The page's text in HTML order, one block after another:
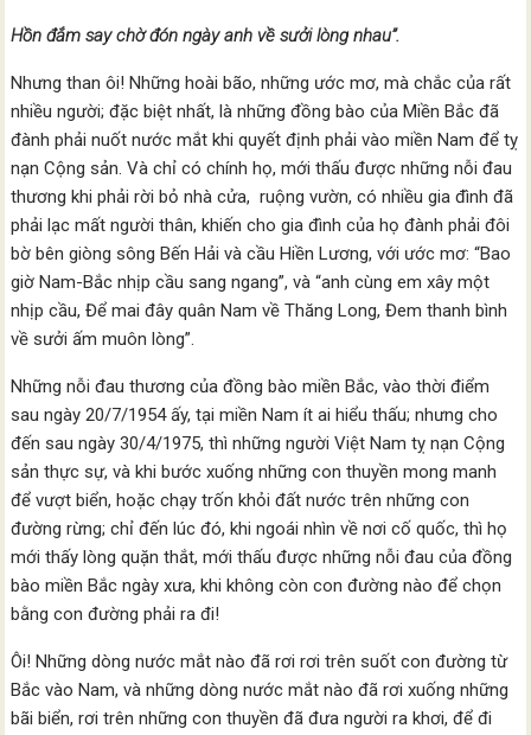
Hồn đắm say chờ đón ngày anh về sưởi lòng nhau”.
Nhưng than ôi! Những hoài bão, những ước mơ, mà chắc của rất
nhiều người; đặc biệt nhất, là những đồng bào của Miền Bắc đã
đành phải nuốt nước mắt khi quyết định phải vào miền Nam để tỵ
nạn Cộng sản. Và chỉ có chính họ, mới thấu được những nỗi đau
thương khi phải rời bỏ nhà cửa, ruộng vườn, có nhiều gia đình đã
phải lạc mất người thân, khiến cho gia đình của họ đành phải đôi
bờ bên giòng sông Bến Hải và cầu Hiền Lương, với ước mơ: “Bao
giờ Nam-Bắc nhịp cầu sang ngang”, và “anh cùng em xây một
nhịp cầu, Để mai đây quân Nam về Thăng Long, Đem thanh bình
về sưởi ấm muôn lòng”.
Những nỗi đau thương của đồng bào miền Bắc, vào thời điểm
sau ngày 20/7/1954 ấy, tại miền Nam ít ai hiểu thấu; nhưng cho
đến sau ngày 30/4/1975, thì những người Việt Nam tỵ nạn Cộng
sản thực sự, và khi bước xuống những con thuyền mong manh
để vượt biển, hoặc chạy trốn khỏi đất nước trên những con
đường rừng; chỉ đến lúc đó, khi ngoái nhìn về nơi cố quốc, thì họ
mới thấy lòng quặn thắt, mới thấu được những nỗi đau của đồng
bào miền Bắc ngày xưa, khi không còn con đường nào để chọn
bằng con đường phải ra đi!
Ôi! Những dòng nước mắt nào đã rơi rơi trên suốt con đường từ
Bắc vào Nam, và những dòng nước mắt nào đã rơi xuống những
bãi biển, rơi trên những con thuyền đã đưa người ra khơi, để đi